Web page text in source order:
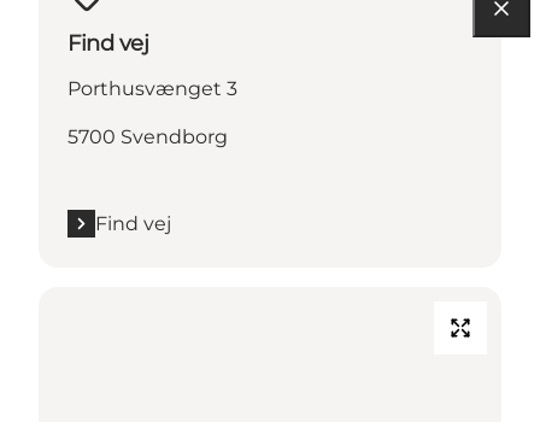
Find vej
Porthusvænget 3
5700 Svendborg
Find vej